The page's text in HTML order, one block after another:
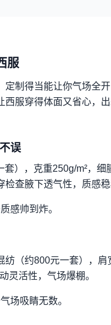
服
定制得当能让你气场全
西服穿得体面又省心，
误
），克重250g/m²，
查腋下透气性，质感稳
感帅到炸。
纺（约800元一套），
灵活性，气场爆棚。
场吸睛无数。